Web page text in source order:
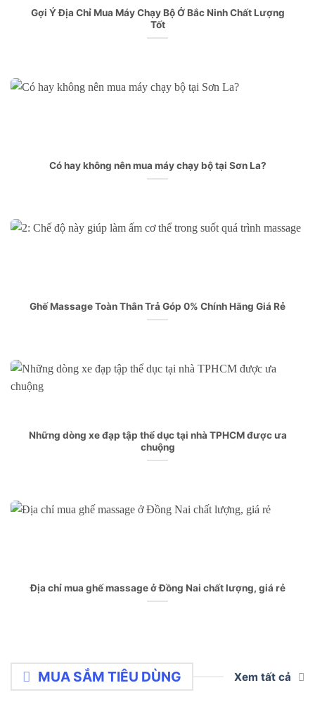
Gợi Ý Địa Chỉ Mua Máy Chạy Bộ Ở Bắc Ninh Chất Lượng
Tốt
Có hay không nên mua máy chạy bộ tại Sơn La?
Ghế Massage Toàn Thân Trả Góp 0% Chính Hãng Giá Rẻ
Những dòng xe đạp tập thể dục tại nhà TPHCM được ưa
chuộng
Địa chỉ mua ghế massage ở Đồng Nai chất lượng, giá rẻ
MUA SẮM TIÊU DÙNG Xem tất cả